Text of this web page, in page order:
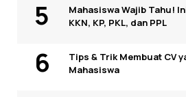
Mahasiswa Wajib Tahu!
KKN, KP, PKL, dan PPL
Tips & Trik Membuat CV
Mahasiswa